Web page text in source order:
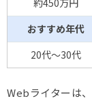
約450万円
おすすめ年代
20代～30代
Webライターは、